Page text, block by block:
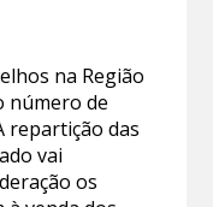
na Região
número de
repartição das
vai
os